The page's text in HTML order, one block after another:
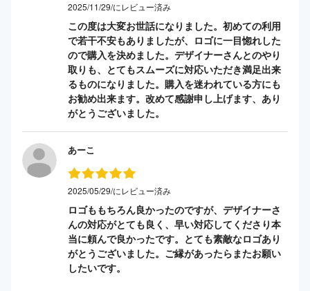
2025/11/29/にレビュー済み
この度は大変お世話になりました。初めての利用
で若干不安もありましたが、ロゴに一目惚れした
ので購入を決めました。デザイナーさんとのやり
取りも、とてもスムーズに対応いただき満足出来
るものになりました。購入を迷われている方にも
お勧め出来ます。改めて感謝申し上げます、あり
がとうございました。
あーこ
2025/05/29/にレビュー済み
ロゴももちろん良かったのですが、デザイナーさ
んの対応がとても良く、早い対応してくださり本
当に頼んで良かったです。とても素敵なロゴあり
がとうございました。ご縁があったらまたお願い
したいです。